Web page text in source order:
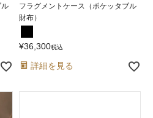
フラグメントケース（ポケッタブル
財布）
¥36,300税込
詳細を見る